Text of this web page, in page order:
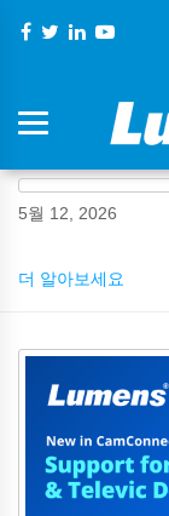
5월 12, 2026
더 알아보세요